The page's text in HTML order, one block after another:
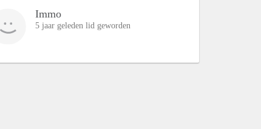
Immo
5 jaar geleden lid geworden